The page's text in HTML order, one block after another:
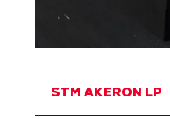
STM AKERON LP